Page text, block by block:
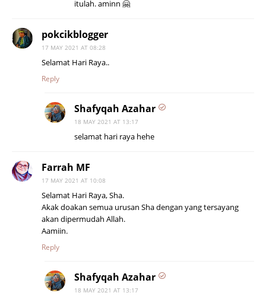
itulah. aminn 🤗
pokcikblogger
17 MAY 2021 AT 08:28
Selamat Hari Raya..
Reply
Shafyqah Azahar
18 MAY 2021 AT 13:17
selamat hari raya hehe
Farrah MF
17 MAY 2021 AT 10:08
Selamat Hari Raya, Sha.
Akak doakan semua urusan Sha dengan yang tersayang
akan dipermudah Allah.
Aamiin.
Reply
Shafyqah Azahar
18 MAY 2021 AT 13:17